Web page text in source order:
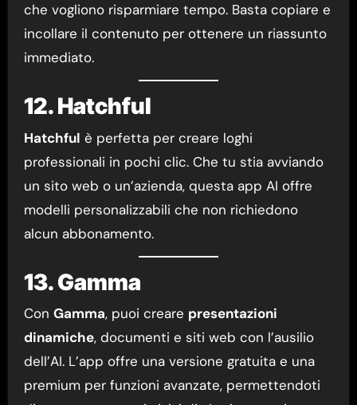
che vogliono risparmiare tempo. Basta copiare e
incollare il contenuto per ottenere un riassunto
immediato.
12. Hatchful
Hatchful è perfetta per creare loghi
professionali in pochi clic. Che tu stia avviando
un sito web o un’azienda, questa app AI offre
modelli personalizzabili che non richiedono
alcun abbonamento.
13. Gamma
Con Gamma, puoi creare presentazioni
dinamiche, documenti e siti web con l’ausilio
dell’AI. L’app offre una versione gratuita e una
premium per funzioni avanzate, permettendoti